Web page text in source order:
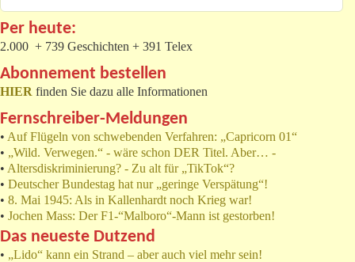
Per heute:
2.000 + 739 Geschichten + 391 Telex
Abonnement bestellen
HIER finden Sie dazu alle Informationen
Fernschreiber-Meldungen
• Auf Flügeln von schwebenden Verfahren: „Capricorn 01“
• „Wild. Verwegen.“ - wäre schon DER Titel. Aber… -
• Altersdiskriminierung? - Zu alt für „TikTok“?
• Deutscher Bundestag hat nur „geringe Verspätung“!
• 8. Mai 1945: Als in Kallenhardt noch Krieg war!
• Jochen Mass: Der F1-“Malboro“-Mann ist gestorben!
Das neueste Dutzend
• „Lido“ kann ein Strand – aber auch viel mehr sein!